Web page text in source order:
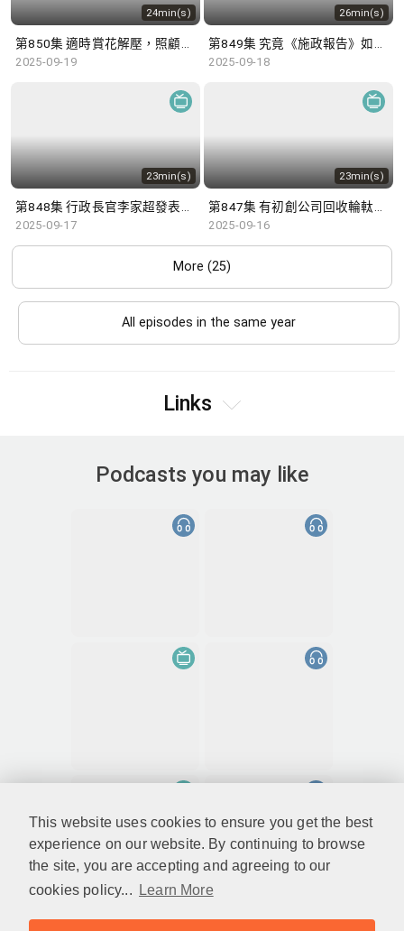
This website uses cookies to ensure you get the best
experience on our website. By continuing to browse
the site, you are accepting and agreeing to our
cookies policy...
Learn More
24min(s)
2025-09-19
26min(s)
2025-09-18
23min(s)
第848集 行政長官李家超發表新一份施政報告，學者有何見解？
2025-09-17
23min(s)
第847集 有初創公司回收輪軚研發驅蟲工具，配合AI追縱技術，成效顯著。
2025-09-16
More (25)
All episodes in the same year
Links
Podcasts you may like